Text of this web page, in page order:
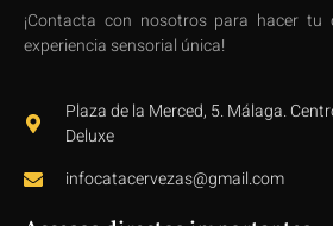
¡Contacta con nosotros para hacer
experiencia sensorial única!
Plaza de la Merced, 5. Málaga.
Deluxe
infocatacervezas@gmail.com